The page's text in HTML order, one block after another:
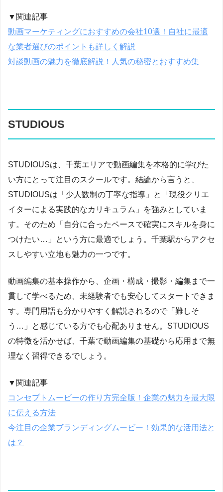
▼関連記事
動画マーケティングにおすすめの会社10選！自社に最適
な業者選びのポイントも詳しく解説
対談動画の魅力を徹底解説！人気の秘密とおすすめ集
STUDIOUS
STUDIOUSは、千葉エリアで動画編集を本格的に学びた
い方にとって注目のスクールです。結論から言うと、
STUDIOUSは「少人数制の丁寧な指導」と「現役クリエ
イターによる実践的なカリキュラム」を強みとしていま
す。そのため「自分に合ったペースで確実にスキルを身に
つけたい…」という方に最適でしょう。千葉駅からアクセ
スしやすい立地も魅力の一つです。
動画編集の基本操作から、企画・構成・撮影・編集まで一
貫して学べるため、未経験者でも安心してスタートできま
す。専門用語も分かりやすく解説されるので「難しそ
う…」と感じている方でも心配ありません。STUDIOUS
の特徴を活かせば、千葉で動画編集の基礎から応用まで無
理なく習得できるでしょう。
▼関連記事
コンセプトムービーの作り方完全版！企業の魅力を最大限
に伝える方法
今注目の企業ブランディングムービー！効果的な活用法と
は？